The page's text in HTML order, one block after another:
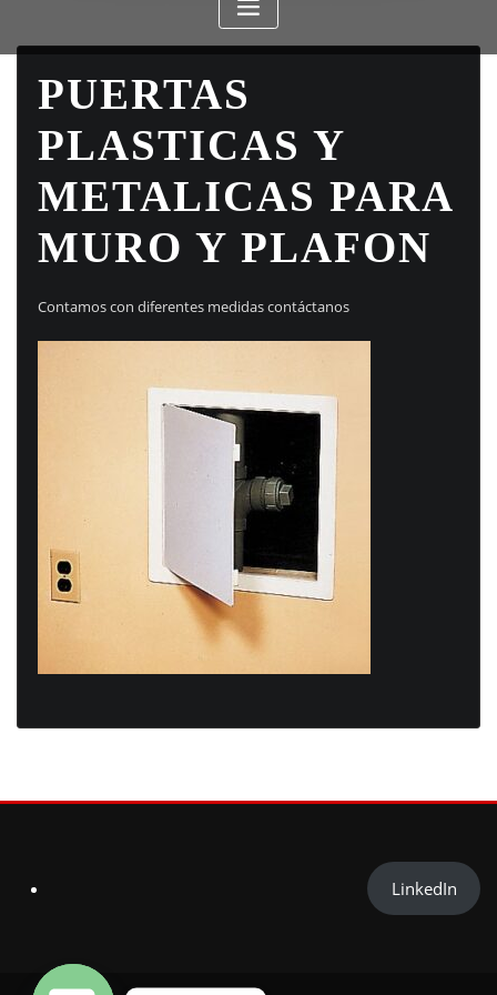
PUERTAS
PLASTICAS Y
METALICAS PARA
MURO Y PLAFON
Contamos con diferentes medidas contáctanos
LinkedIn